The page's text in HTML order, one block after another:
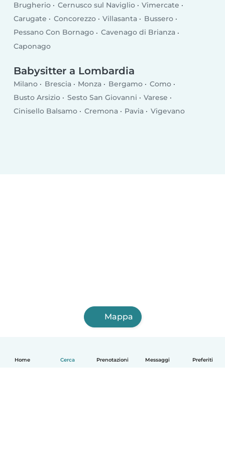
Home Cerca Prenotazioni Messaggi Preferiti
Brugherio Cernusco sul Naviglio
Vimercate
Carugate
Concorezzo Villasanta
Bussero
Pessano Con Bornago
Cavenago di Brianza
Caponago
Babysitter a Lombardia
Milano Brescia Monza Bergamo
Como
Busto Arsizio
Sesto San Giovanni
Varese
Cinisello Balsamo
Cremona Pavia Vigevano
Mappa